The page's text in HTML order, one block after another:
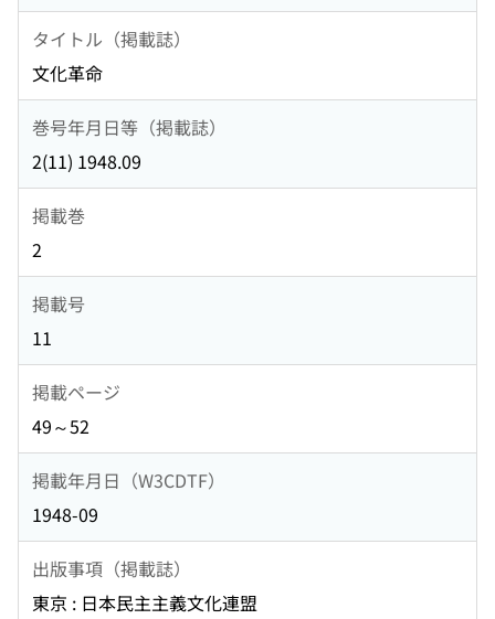
タイトル（掲載誌）
文化革命
巻号年月日等（掲載誌）
2(11) 1948.09
掲載巻
2
掲載号
11
掲載ページ
49～52
掲載年月日（W3CDTF）
1948-09
出版事項（掲載誌）
東京 : 日本民主主義文化連盟